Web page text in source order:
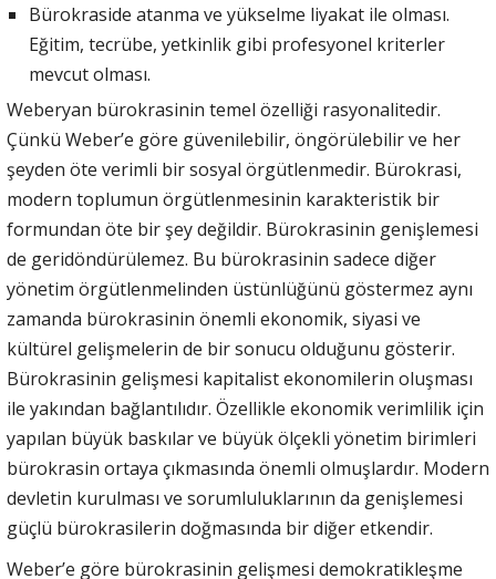
Bürokraside atanma ve yükselme liyakat ile olması.
Eğitim, tecrübe, yetkinlik gibi profesyonel kriterler
mevcut olması.
Weberyan bürokrasinin temel özelliği rasyonalitedir.
Çünkü Weber’e göre güvenilebilir, öngörülebilir ve her
şeyden öte verimli bir sosyal örgütlenmedir. Bürokrasi,
modern toplumun örgütlenmesinin karakteristik bir
formundan öte bir şey değildir. Bürokrasinin genişlemesi
de geridöndürülemez. Bu bürokrasinin sadece diğer
yönetim örgütlenmelinden üstünlüğünü göstermez aynı
zamanda bürokrasinin önemli ekonomik, siyasi ve
kültürel gelişmelerin de bir sonucu olduğunu gösterir.
Bürokrasinin gelişmesi kapitalist ekonomilerin oluşması
ile yakından bağlantılıdır. Özellikle ekonomik verimlilik için
yapılan büyük baskılar ve büyük ölçekli yönetim birimleri
bürokrasin ortaya çıkmasında önemli olmuşlardır. Modern
devletin kurulması ve sorumluluklarının da genişlemesi
güçlü bürokrasilerin doğmasında bir diğer etkendir.
Weber’e göre bürokrasinin gelişmesi demokratikleşme